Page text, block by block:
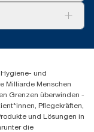
und
Milliarde Menschen
Grenzen überwinden -
Pflegekräften,
und Lösungen in
die